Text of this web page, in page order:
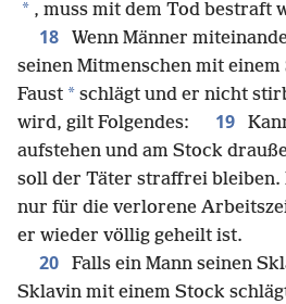
* , muss mit dem Tod bestraft
18
Wenn Männer
seinen Mitmenschen mit
Faust * schlägt und er nicht
wird, gilt Folgendes:
19
aufstehen und am Stock
soll der Täter straffrei bleiben.
nur für die verlorene
er wieder völlig geheilt ist.
20
Falls ein Mann seinen
Sklavin mit einem Stock